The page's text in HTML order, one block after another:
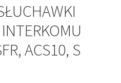
ACS10, S